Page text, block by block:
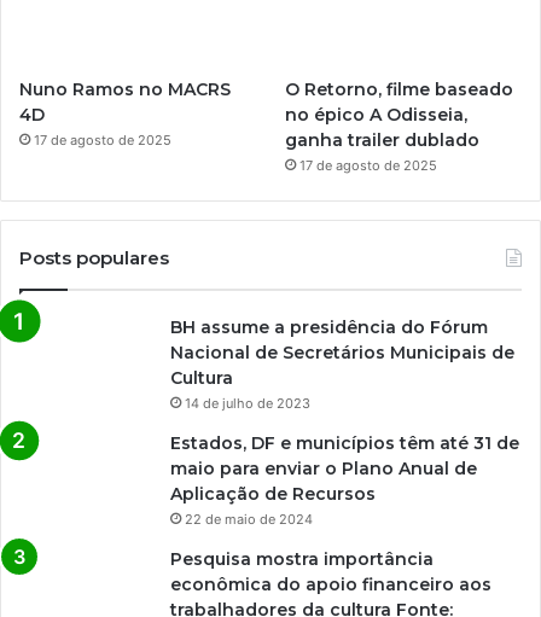
Nuno Ramos no MACRS
4D
17 de agosto de 2025
O Retorno, filme baseado
no épico A Odisseia,
ganha trailer dublado
17 de agosto de 2025
Posts populares
BH assume a presidência do Fórum
Nacional de Secretários Municipais de
Cultura
14 de julho de 2023
Estados, DF e municípios têm até 31 de
maio para enviar o Plano Anual de
Aplicação de Recursos
22 de maio de 2024
Pesquisa mostra importância
econômica do apoio financeiro aos
trabalhadores da cultura Fonte: